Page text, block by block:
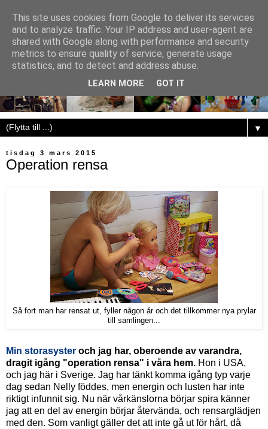
▼
tisdag 3 mars 2015
Operation rensa
Så fort man har rensat ut, fyller någon år och det tillkommer nya prylar
till samlingen...
Min storasyster och jag har, oberoende av varandra,
dragit igång "operation rensa" i våra hem. Hon i USA,
och jag här i Sverige. Jag har tänkt komma igång typ varje
dag sedan Nelly föddes, men energin och lusten har inte
riktigt infunnit sig. Nu när vårkänslorna börjar spira känner
jag att en del av energin börjar återvända, och rensarglädjen
med den. Som vanligt gäller det att inte gå ut för hårt, då
This site uses cookies from Google to deliver its services
and to analyze traffic. Your IP address and user-agent are
shared with Google along with performance and security
metrics to ensure quality of service, generate usage
statistics, and to detect and address abuse.
LEARN MORE GOT IT